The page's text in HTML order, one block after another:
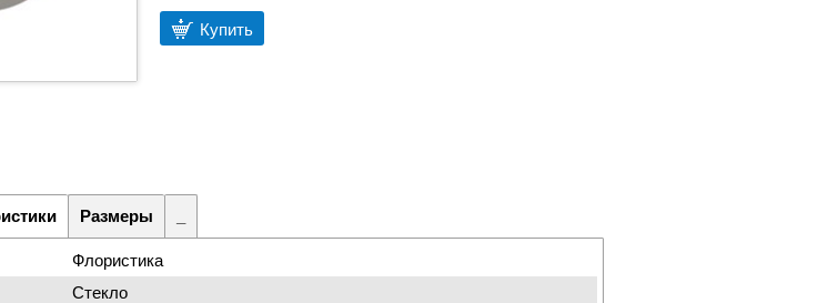
Купить
Размеры
Флористика
Стекло